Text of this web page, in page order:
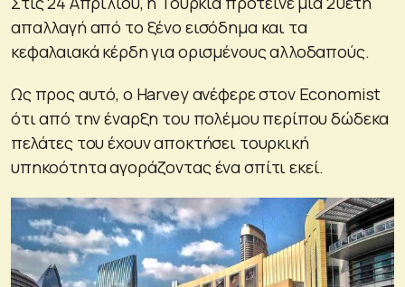
απαλλαγή από το ξένο εισόδημα και τα
κεφαλαιακά κέρδη για ορισμένους αλλοδαπούς.
Ως προς αυτό, ο Harvey ανέφερε στον Economist
ότι από την έναρξη του πολέμου περίπου δώδεκα
πελάτες του έχουν αποκτήσει τουρκική
υπηκοότητα αγοράζοντας ένα σπίτι εκεί.